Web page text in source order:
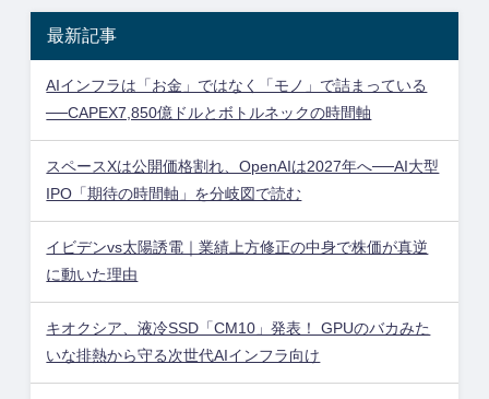
最新記事
AIインフラは「お金」ではなく「モノ」で詰まっている
──CAPEX7,850億ドルとボトルネックの時間軸
スペースXは公開価格割れ、OpenAIは2027年へ──AI大型
IPO「期待の時間軸」を分岐図で読む
イビデンvs太陽誘電｜業績上方修正の中身で株価が真逆
に動いた理由
キオクシア、液冷SSD「CM10」発表！ GPUのバカみた
いな排熱から守る次世代AIインフラ向け